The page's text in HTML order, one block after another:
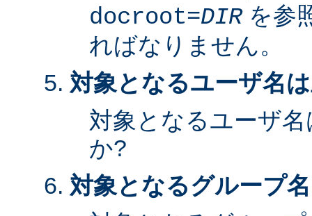
docroot=DIRを参
ればなりません。
対象となるユーザ名
対象となるユーザ
か?
対象となるグループ